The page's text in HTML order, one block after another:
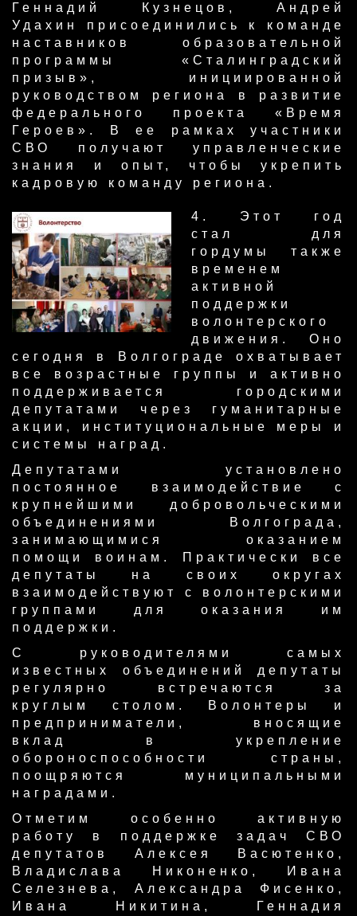
Геннадий Кузнецов, Андрей
Удахин присоединились к команде
наставников образовательной
программы «Сталинградский
призыв», инициированной
руководством региона в развитие
федерального проекта «Время
Героев». В ее рамках участники
СВО получают управленческие
знания и опыт, чтобы укрепить
кадровую команду региона.
​4. Этот год
стал для
гордумы также
временем
активной
поддержки
волонтерского
движения. Оно
сегодня в Волгограде охватывает
все возрастные группы и активно
поддерживается городскими
депутатами через гуманитарные
акции, институциональные меры и
системы наград.
Депутатами установлено
постоянное взаимодействие с
крупнейшими добровольческими
объединениями Волгограда,
занимающимися оказанием
помощи воинам. Практически все
депутаты на своих округах
взаимодействуют с волонтерскими
группами для оказания им
поддержки.
С руководителями самых
известных объединений депутаты
регулярно встречаются за
круглым столом. Волонтеры и
предприниматели, вносящие
вклад в укрепление
обороноспособности страны,
поощряются муниципальными
наградами.
Отметим особенно активную
работу в поддержке задач СВО
депутатов Алексея Васютенко,
Владислава Никоненко, Ивана
Селезнева, Александра Фисенко,
Ивана Никитина, Геннадия